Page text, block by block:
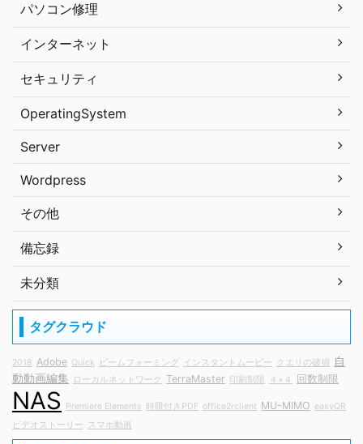
パソコン修理
インターネット
セキュリティ
OperatingSystem
Server
Wordpress
その他
備忘録
未分類
タグクラウド
2018 Adobe Quick ビームフォーミング インスタントムービー クエリの破損
自
動動画編集
ローカルネットワーク TerraMaster 印刷制限 ４×４ 回数制限
NAS Premiere Elements 時限付きPDF office2rclient MU-MIMO easyQR
ビデオストーリー
スマホ動画